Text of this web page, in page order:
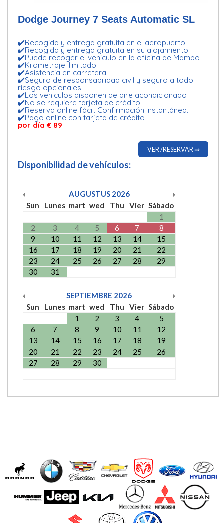
Dodge Journey​ 7 Seats Automatic​​ SL
✔️Recogida y entrega gratuita en el aeropuerto
✔️Recogida y entrega gratuita en su alojamiento
✔️Puede recoger el vehiculo en la oficina de Mambo
✔️Kilometraje ilimitado
✔️Asistencia en carretera
✔️Seguro de responsabilidad civil y seguro a todo
riesgo opcionales
✔️Los vehiculos disponen de aire acondicionado
✔️No se requiere tarjeta de crédito
✔️Reserva online fácil. Confirmación instantánea.
✔️Pago online con tarjeta de crédito
por día € 89
VER /RESERVAR ⇒
Disponibilidad de vehículos:
AUGUSTUS 2026
Sun
Lunes mart wed Thu Vier Sábado
1
2
3 4 5 6 7
8
9
10 11 12 13 14
15
16
17 18 19 20 21
22
23
24 25 26 27 28
29
30
31
SEPTIEMBRE 2026
Sun
Lunes mart wed Thu Vier Sábado
1
2 3 4
5
6
7 8 9 10 11
12
13
14 15 16 17 18
19
20
21 22 23 24 25
26
27
28 29 30